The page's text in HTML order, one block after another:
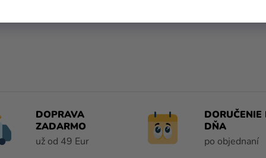
DOPRAVA
ZADARMO
už od 49 Eur
DŇA
po objednaní